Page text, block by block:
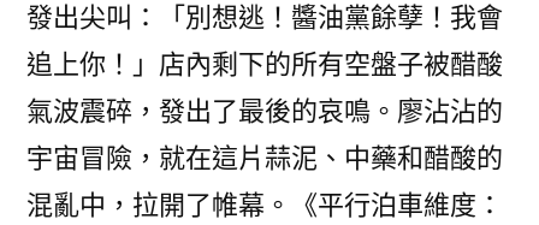
發出尖叫：「別想逃！醬油黨餘孽！我會
追上你！」店內剩下的所有空盤子被醋酸
氣波震碎，發出了最後的哀鳴。廖沾沾的
宇宙冒險，就在這片蒜泥、中藥和醋酸的
混亂中，拉開了帷幕。《平行泊車維度：